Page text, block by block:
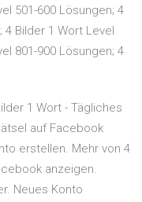
501-600 Lösungen; 4
Bilder 1 Wort Level
801-900 Lösungen; 4
1 Wort - Tägliches
auf Facebook
erstellen. Mehr von 4
anzeigen.
Neues Konto